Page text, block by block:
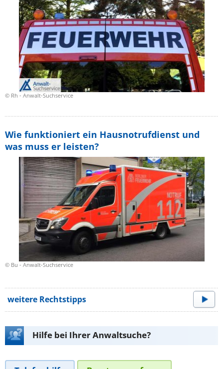
© Rh - Anwalt-Suchservice
© Bu - Anwalt-Suchservice
Wie funktioniert ein Hausnotrufdienst und
was muss er leisten?
weitere Rechtstipps
Hilfe bei Ihrer Anwaltsuche?